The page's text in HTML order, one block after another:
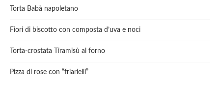
Torta Babà napoletano
Fiori di biscotto con composta d’uva e noci
Torta-crostata Tiramisù al forno
Pizza di rose con “friarielli”